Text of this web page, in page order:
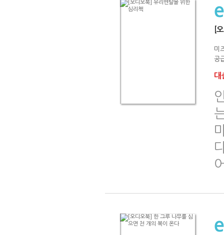
[
미
공
대